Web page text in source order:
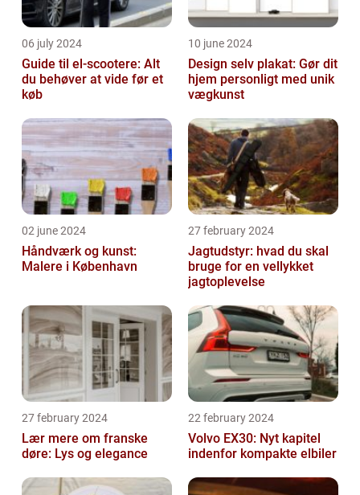
06 july 2024
Guide til el-scootere: Alt
du behøver at vide før et
køb
10 june 2024
Design selv plakat: Gør dit
hjem personligt med unik
vægkunst
02 june 2024
Håndværk og kunst:
Malere i København
27 february 2024
Jagtudstyr: hvad du skal
bruge for en vellykket
jagtoplevelse
27 february 2024
Lær mere om franske
døre: Lys og elegance
22 february 2024
Volvo EX30: Nyt kapitel
indenfor kompakte elbiler